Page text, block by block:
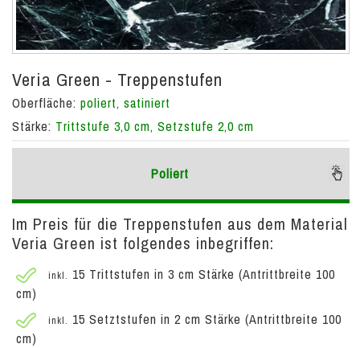
Veria Green - Treppenstufen
Oberfläche: poliert, satiniert
Stärke: Trittstufe 3,0 cm, Setzstufe 2,0 cm
Poliert
Im Preis für die Treppenstufen aus dem Material
Veria Green ist folgendes inbegriffen:
inkl. 15 Trittstufen in 3 cm Stärke (Antrittbreite 100
cm)
inkl. 15 Setztstufen in 2 cm Stärke (Antrittbreite 100
cm)